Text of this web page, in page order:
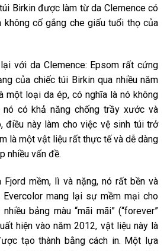
Birkin được làm từ da Clemence có
cố gắng che giấu tuổi thọ của
với da Clemence: Epsom rất cứng
của chiếc túi Birkin qua nhiều năm
một loại da ép, có nghĩa là nó không
có khả năng chống trầy xước và
điều này làm cho việc vệ sinh túi trở
là một vật liệu rất thực tế và dễ dàng
nhiều vấn đề.
Fjord mềm, lì và nặng, nó rất bền và
Evercolor mang lại sự mềm mại cho
bảng màu “mãi mãi” (“forever”
hiện vào năm 2012, vật liệu này là
tạo thành bằng cách in. Một lựa